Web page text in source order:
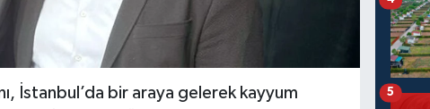
İstanbul’da bir araya gelerek kayyum
5